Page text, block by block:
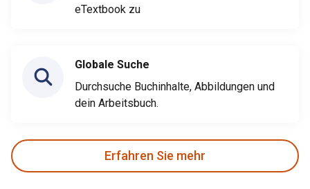
eTextbook zu
Globale Suche
Durchsuche Buchinhalte, Abbildungen und
dein Arbeitsbuch.
Erfahren Sie mehr